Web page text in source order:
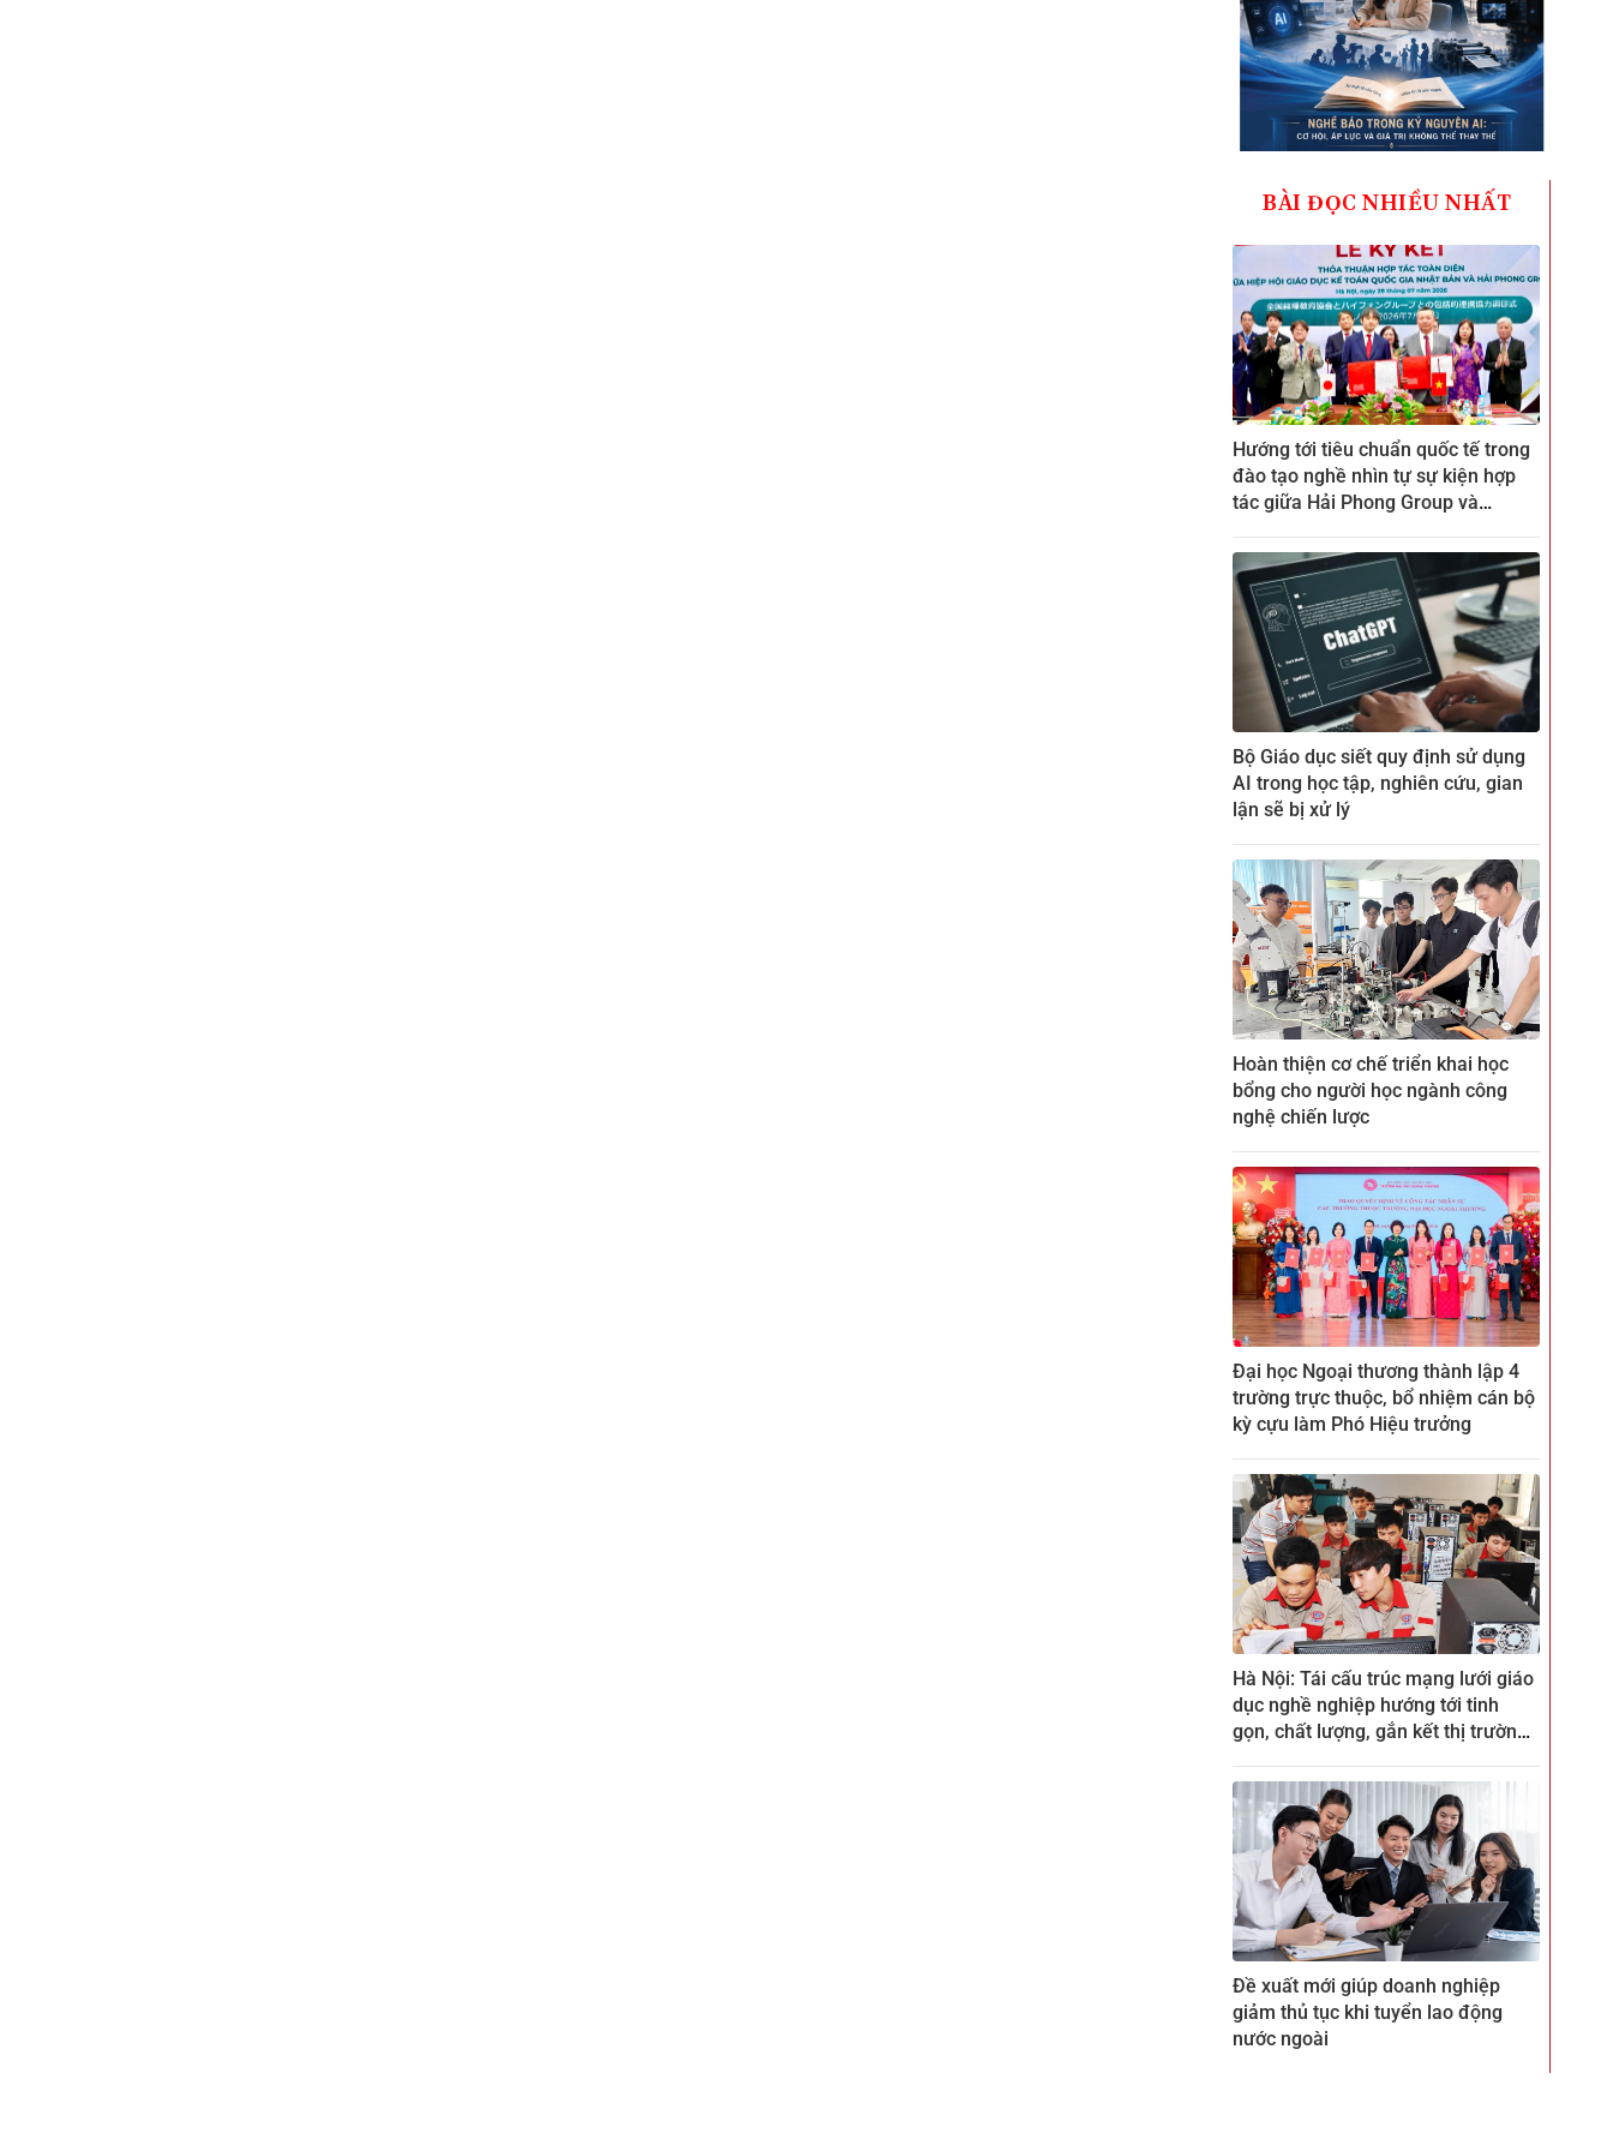
BÀI ĐỌC NHIỀU NHẤT
Hướng tới tiêu chuẩn quốc tế trong
đào tạo nghề nhìn tự sự kiện hợp
tác giữa Hải Phong Group và
Bộ Giáo dục siết quy định sử dụng
AI trong học tập, nghiên cứu, gian
lận sẽ bị xử lý
Hoàn thiện cơ chế triển khai học
bổng cho người học ngành công
nghệ chiến lược
Đại học Ngoại thương thành lập 4
trường trực thuộc, bổ nhiệm cán bộ
kỳ cựu làm Phó Hiệu trưởng
Hà Nội: Tái cấu trúc mạng lưới giáo
dục nghề nghiệp hướng tới tinh
gọn, chất lượng, gắn kết thị trường
Đề xuất mới giúp doanh nghiệp
giảm thủ tục khi tuyển lao động
nước ngoài